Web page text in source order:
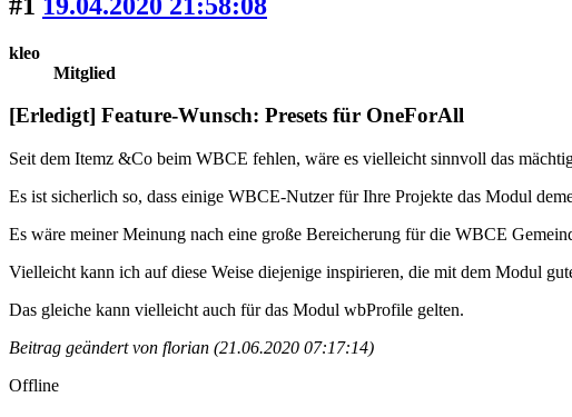
kleo
Mitglied
[Erledigt] Feature-Wunsch: Presets für OneForAll
Seit dem Itemz &Co beim WBCE fehlen, wäre es vielleicht sinnvoll das
Es ist sicherlich so, dass einige WBCE-Nutzer für Ihre Projekte das Modul
Es wäre meiner Meinung nach eine große Bereicherung für die WBCE
Vielleicht kann ich auf diese Weise diejenige inspirieren, die mit dem Modul
Das gleiche kann vielleicht auch für das Modul wbProfile gelten.
Beitrag geändert von florian (21.06.2020 07:17:14)
Offline